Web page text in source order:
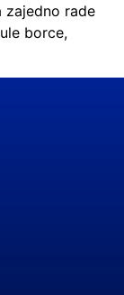
zajedno rade
borce,